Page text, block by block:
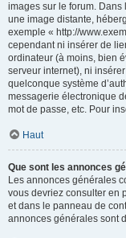
images sur le forum.
une image distante,
exemple « http://
cependant ni insérer de
ordinateur (à moins, bien
serveur internet), ni
quelconque système
messagerie électronique
mot de passe, etc. Pour
Haut
Que sont les annonces
Les annonces générales
vous devriez consulter en
et dans le panneau de
annonces générales sont